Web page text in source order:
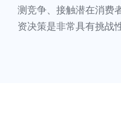
测竞争、接触潜在消费
资决策是非常具有挑战